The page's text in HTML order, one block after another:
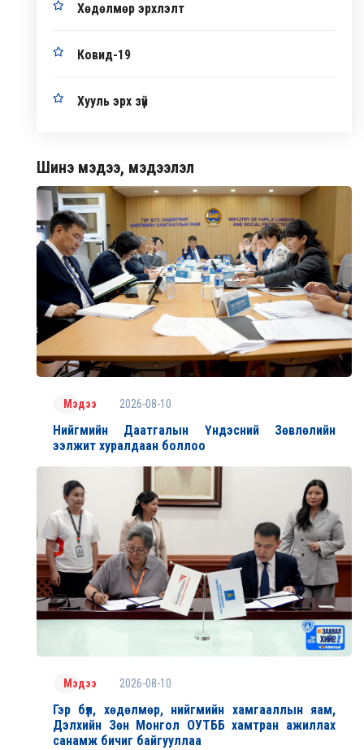
Хөдөлмөр эрхлэлт
Ковид-19
Хууль эрх зүй
Шинэ мэдээ, мэдээлэл
Мэдээ 2026-08-10
Нийгмийн Даатгалын Үндэсний Зөвлөлийн
ээлжит хуралдаан боллоо
Мэдээ 2026-08-10
Гэр бүл, хөдөлмөр, нийгмийн хамгааллын яам,
Дэлхийн Зөн Монгол ОУТББ хамтран ажиллах
санамж бичиг байгууллаа